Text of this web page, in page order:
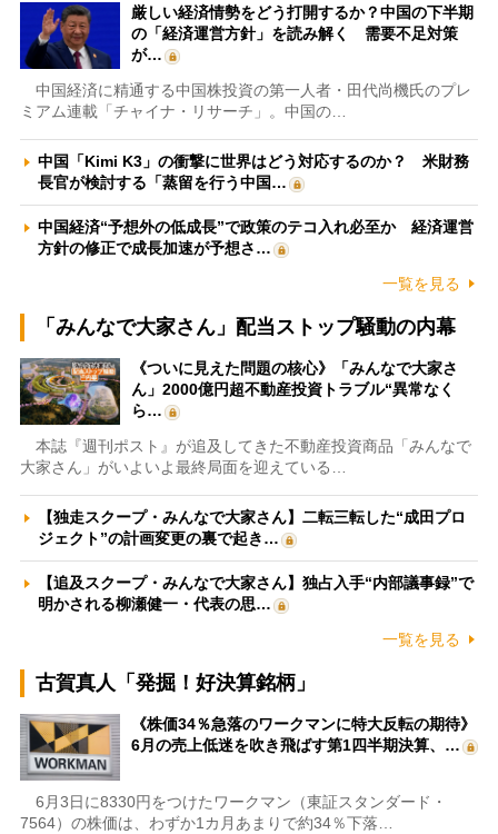
厳しい経済情勢をどう打開するか？中国の下半期
の「経済運営方針」を読み解く 需要不足対策
が…
中国経済に精通する中国株投資の第一人者・田代尚機氏のプレ
ミアム連載「チャイナ・リサーチ」。中国の…
中国「Kimi K3」の衝撃に世界はどう対応するのか？ 米財務
長官が検討する「蒸留を行う中国…
中国経済“予想外の低成長”で政策のテコ入れ必至か 経済運営
方針の修正で成長加速が予想さ…
一覧を見る
「みんなで大家さん」配当ストップ騒動の内幕
《ついに見えた問題の核心》「みんなで大家さ
ん」2000億円超不動産投資トラブル“異常なく
ら…
本誌『週刊ポスト』が追及してきた不動産投資商品「みんなで
大家さん」がいよいよ最終局面を迎えている…
【独走スクープ・みんなで大家さん】二転三転した“成田プロ
ジェクト”の計画変更の裏で起き…
【追及スクープ・みんなで大家さん】独占入手“内部議事録”で
明かされる柳瀬健一・代表の思…
一覧を見る
古賀真人「発掘！好決算銘柄」
《株価34％急落のワークマンに特大反転の期待》
6月の売上低迷を吹き飛ばす第1四半期決算、…
6月3日に8330円をつけたワークマン（東証スタンダード・
7564）の株価は、わずか1カ月あまりで約34％下落…